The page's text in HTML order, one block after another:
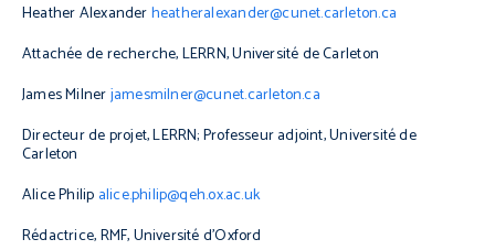
Heather Alexanderheatheralexander@cunet.carleton.ca
Attachée de recherche, LERRN, Université de Carleton
James Milnerjamesmilner@cunet.carleton.ca
Directeur de projet, LERRN; Professeur adjoint, Université de
Carleton
Alice Philip alice.philip@qeh.ox.ac.uk
Rédactrice, RMF, Université d’Oxford